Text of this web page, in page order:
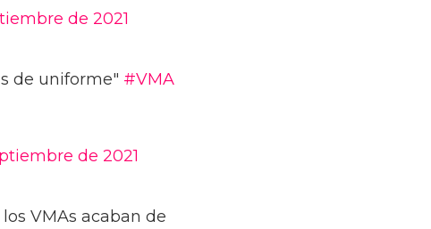
de 2021
de uniforme" #VMA
de 2021
VMAs acaban de